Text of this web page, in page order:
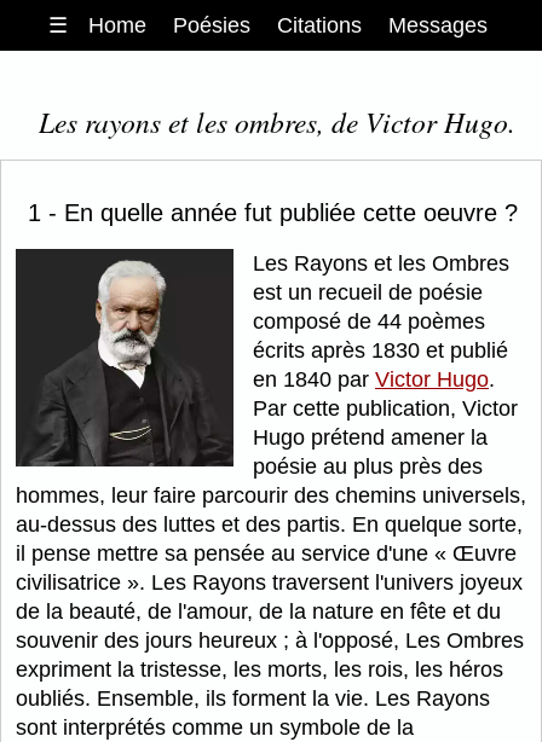
☰ Home Poésies Citations Messages
Les rayons et les ombres, de Victor Hugo.
1 - En quelle année fut publiée cette oeuvre ?
Les Rayons et les Ombres
est un recueil de poésie
composé de 44 poèmes
écrits après 1830 et publié
en 1840 par Victor Hugo.
Par cette publication, Victor
Hugo prétend amener la
poésie au plus près des
hommes, leur faire parcourir des chemins universels,
au-dessus des luttes et des partis. En quelque sorte,
il pense mettre sa pensée au service d'une « Œuvre
civilisatrice ». Les Rayons traversent l'univers joyeux
de la beauté, de l'amour, de la nature en fête et du
souvenir des jours heureux ; à l'opposé, Les Ombres
expriment la tristesse, les morts, les rois, les héros
oubliés. Ensemble, ils forment la vie. Les Rayons
sont interprétés comme un symbole de la